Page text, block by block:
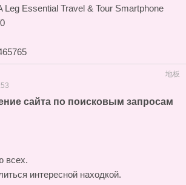
Leg Essential Travel & Tour Smartphone
地板
сайта по поисковым запросам
всех.
интересной находкой.